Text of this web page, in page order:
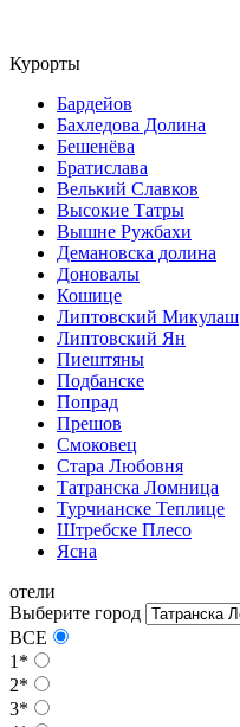
Курорты
Бардейов
Бахледова Долина
Бешенёва
Братислава
Велький Славков
Высокие Татры
Вышне Ружбахи
Демановска долина
Доновалы
Кошице
Липтовский Микулаш
Липтовский Ян
Пиештяны
Подбанске
Попрад
Прешов
Смоковец
Стара Любовня
Татранска Ломница
Турчианске Теплице
Штребске Плесо
Ясна
отели
Выберите город
ВСЕ
1*
2*
3*